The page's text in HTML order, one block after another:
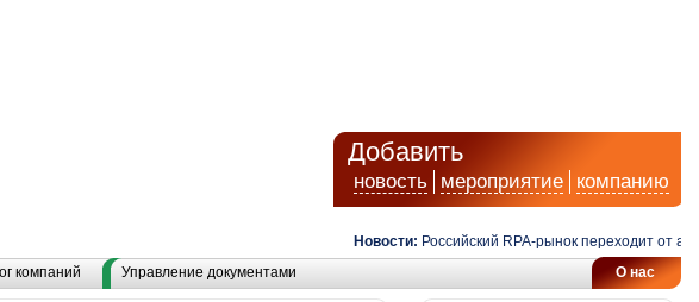
Добавить
новость мероприятие компанию
Новости: Российский RPA-рынок переходит от
О нас
компаний Управление документами